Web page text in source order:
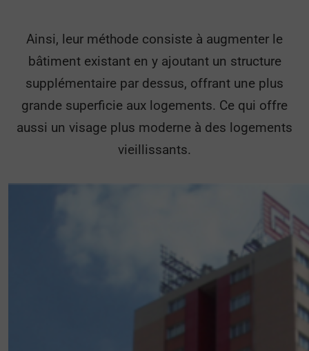
Ainsi, leur méthode consiste à augmenter le
bâtiment existant en y ajoutant un structure
supplémentaire par dessus, offrant une plus
grande superficie aux logements. Ce qui offre
aussi un visage plus moderne à des logements
vieillissants.